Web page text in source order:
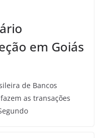
em Goiás
de Bancos
as transações